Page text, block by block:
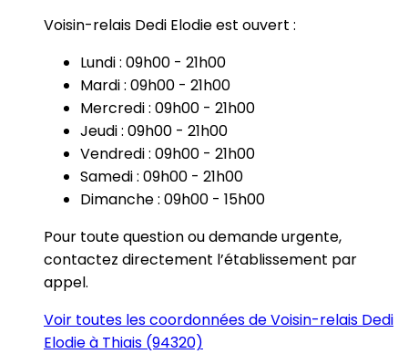
Voisin-relais Dedi Elodie est ouvert :
Lundi : 09h00 - 21h00
Mardi : 09h00 - 21h00
Mercredi : 09h00 - 21h00
Jeudi : 09h00 - 21h00
Vendredi : 09h00 - 21h00
Samedi : 09h00 - 21h00
Dimanche : 09h00 - 15h00
Pour toute question ou demande urgente,
contactez directement l’établissement par
appel.
Voir toutes les coordonnées de Voisin-relais Dedi
Elodie à Thiais (94320)